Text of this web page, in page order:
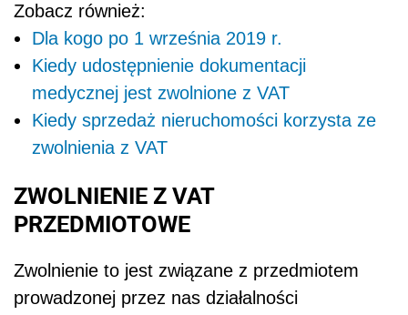
Zobacz również:
Dla kogo po 1 września 2019 r.
Kiedy udostępnienie dokumentacji
medycznej jest zwolnione z VAT
Kiedy sprzedaż nieruchomości korzysta ze
zwolnienia z VAT
ZWOLNIENIE Z VAT
PRZEDMIOTOWE
Zwolnienie to jest związane z przedmiotem
prowadzonej przez nas działalności